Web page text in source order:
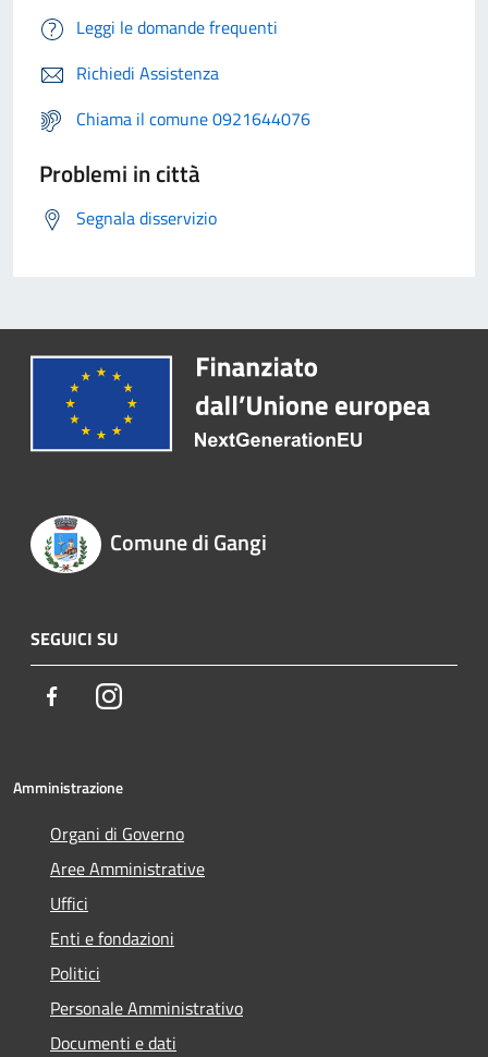
Leggi le domande frequenti
Richiedi Assistenza
Chiama il comune 0921644076
Problemi in città
Segnala disservizio
Comune di Gangi
SEGUICI SU
FacebookInstagram
Amministrazione
Organi di Governo
Aree Amministrative
Uffici
Enti e fondazioni
Politici
Personale Amministrativo
Documenti e dati